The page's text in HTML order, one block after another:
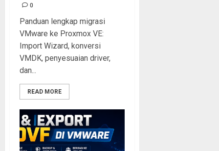
0
Panduan lengkap migrasi
VMware ke Proxmox VE:
Import Wizard, konversi
VMDK, penyesuaian driver,
dan...
READ MORE